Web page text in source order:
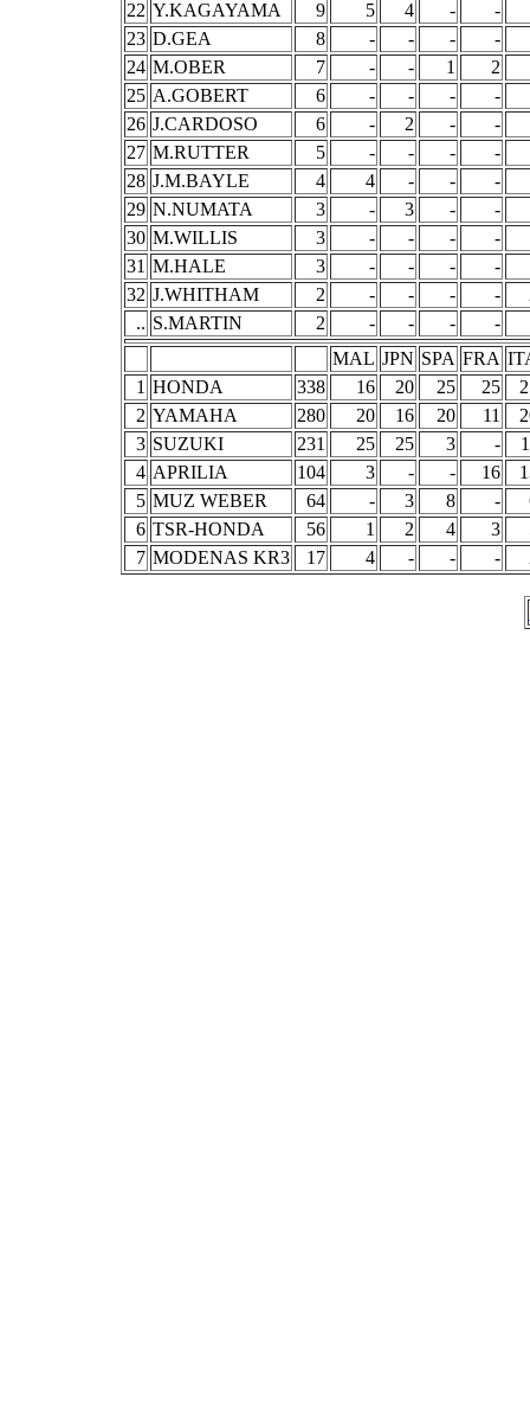
22 Y.KAGAYAMA 9 5 4 -
-
23 D.GEA 8 - - -
-
24 M.OBER 7 - - 1 2
25 A.GOBERT 6 - - -
-
26 J.CARDOSO 6 - 2 -
-
27 M.RUTTER 5 - - -
-
28 J.M.BAYLE 4 4 - -
-
29 N.NUMATA 3 - 3 -
-
30 M.WILLIS 3 - - -
-
31 M.HALE 3 - - -
-
32 J.WHITHAM 2 - - - -
.. S.MARTIN 2 - - -
-
MAL JPN SPA FRA
1 HONDA 338 16 20 25 25
2 YAMAHA 280 20 16 20 11
3 SUZUKI 231 25 25 3 -
4 APRILIA 104 3 - - 16
5 MUZ WEBER 64 - 3 8 -
6 TSR-HONDA 56 1 2 4 3
7 MODENAS KR3 17 4 - - -